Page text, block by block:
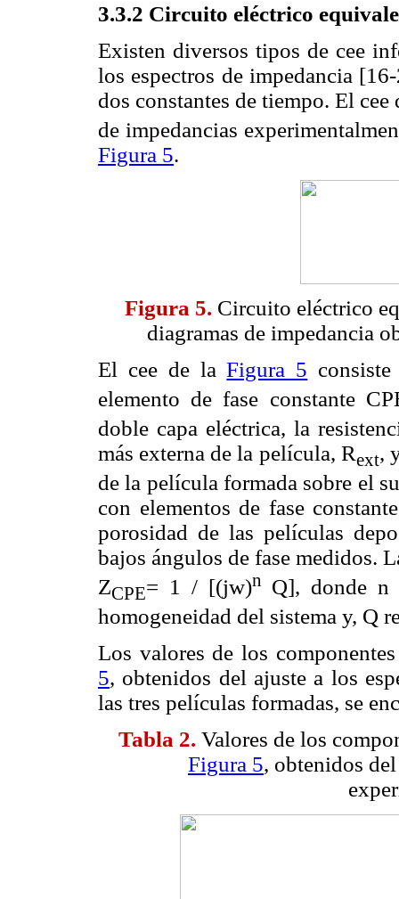
3.3.2 Circuito eléctrico
Existen diversos tipos de cee
los espectros de impedancia
dos constantes de tiempo. El
de impedancias
Figura 5.
Figura 5. Circuito eléctrico
diagramas de impedancia
El cee de laFigura 5
elemento de fase constante
doble capa eléctrica, la
más externa de la película, Rext,
de la película formada sobre el
con elementos de fase
porosidad de las películas
bajos ángulos de fase medidos.
ZCPE= 1 / [(jw)n
Q], donde n
homogeneidad del sistema y, Q
Los valores de los
5, obtenidos del ajuste a los
las tres películas formadas, se
Tabla 2. Valores de los
Figura 5, obtenidos